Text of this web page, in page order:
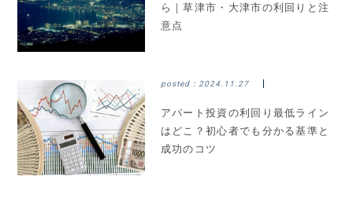
ら｜草津市・大津市の利回りと注
意点
posted： 2024.11.27
アパート投資の利回り最低ライン
はどこ？初心者でも分かる基準と
成功のコツ